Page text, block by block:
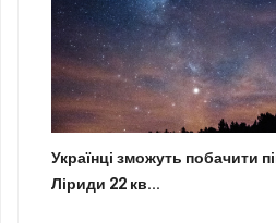
Українці зможуть побачити
Ліриди 22 кв...